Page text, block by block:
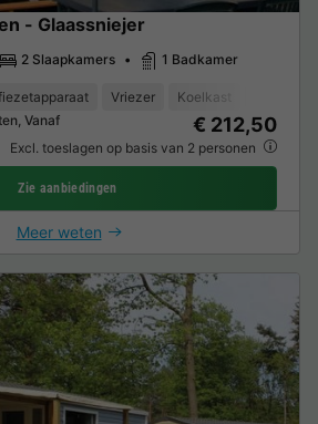
- Glaassniejer
2 Slaapkamers 1 Badkamer
Vriezer Koelkast
Vanaf
€ 212,50
Excl. toeslagen op basis van 2 personen
Zie aanbiedingen
Meer weten